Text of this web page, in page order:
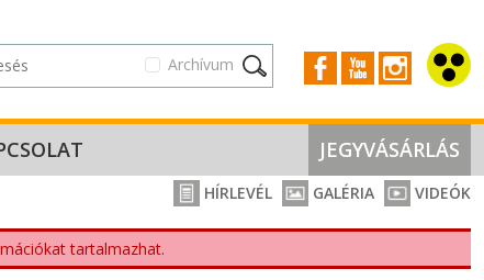
Archívum
JEGYVÁSÁRLÁS
HÍRLEVÉL GALÉRIA VIDEÓK
tartalmazhat.